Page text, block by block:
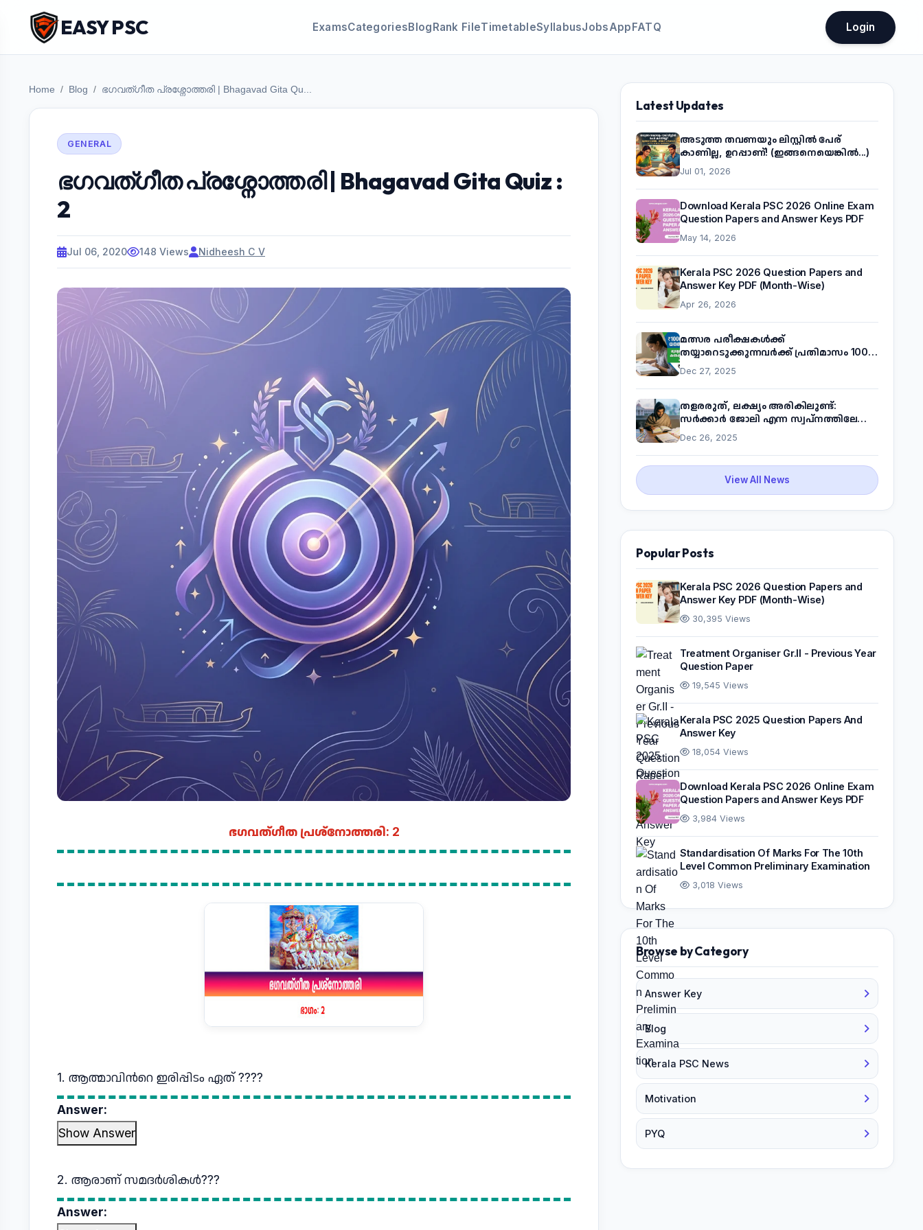
EASY PSC ExamsCategoriesBlogRank FileTimetableSyllabusJobsAppFATQ Login
Home Blog ഭഗവത്ഗീത പ്രശ്നോത്തരി | Bhagavad Gita Qu...
GENERAL
ഭഗവത്ഗീത പ്രശ്നോത്തരി | Bhagavad Gita Quiz :
2
Jul 06, 2020 148 Views Nidheesh C V
ഭഗവത്ഗീത പ്രശ്നോത്തരി​: 2
1. ആത്മാവിന്‍റെ ഇരിപ്പിടം ഏത് ????
Answer:
Show Answer
2. ആരാണ് സമദര്‍ശികള്‍???
Answer:
Latest Updates
അടുത്ത തവണയും ലിസ്റ്റിൽ പേര്
കാണില്ല, ഉറപ്പാണ്! (ഇങ്ങനെയെങ്കിൽ...)
Jul 01, 2026
Download Kerala PSC 2026 Online Exam
Question Papers and Answer Keys PDF
May 14, 2026
Kerala PSC 2026 Question Papers and
Answer Key PDF (Month-Wise)
Apr 26, 2026
മത്സര പരീക്ഷകൾക്ക്
തയ്യാറെടുക്കുന്നവർക്ക് പ്രതിമാസം 1000
പദ്ധതിയെക്കുറിച്ച് അറിയാം
Dec 27, 2025
തളരരുത്, ലക്ഷ്യം അരികിലുണ്ട്:
സർക്കാർ ജോലി എന്ന സ്വപ്നത്തിലേക്ക്
Dec 26, 2025
View All News
Popular Posts
Kerala PSC 2026 Question Papers and
Answer Key PDF (Month-Wise)
30,395 Views
Treatment Organiser Gr.II - Previous Year
Question Paper
19,545 Views
Kerala PSC 2025 Question Papers And
Answer Key
18,054 Views
Download Kerala PSC 2026 Online Exam
Question Papers and Answer Keys PDF
3,984 Views
Standardisation Of Marks For The 10th
Level Common Preliminary Examination
3,018 Views
Browse by Category
Answer Key
Blog
Kerala PSC News
Motivation
PYQ